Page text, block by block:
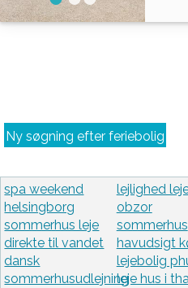
Ny søgning efter feriebolig
spa weekend
helsingborg
sommerhus leje
direkte til vandet
dansk
sommerhusudlejning
lejlighed
obzor
sommerhus
havudsigt
lejebolig
leje hus i